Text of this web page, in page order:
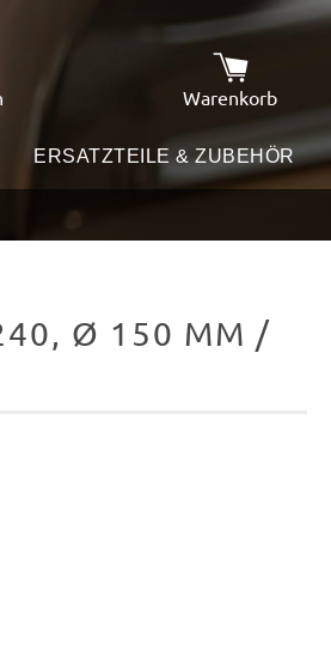
Warenkorb
ERSATZTEILE & ZUBEHÖR
Ø 150 MM /